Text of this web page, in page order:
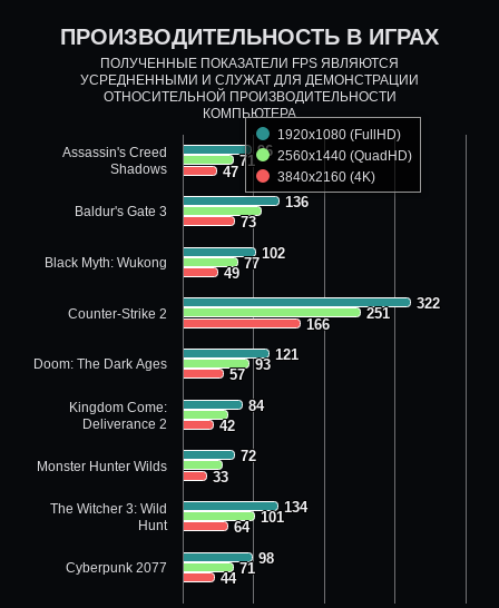
ПРОИЗВОДИТЕЛЬНОСТЬ В ИГРАХ
ПОЛУЧЕННЫЕ ПОКАЗАТЕЛИ FPS ЯВЛЯЮТСЯ
УСРЕДНЕННЫМИ И СЛУЖАТ ДЛЯ ДЕМОНСТРАЦИИ
ОТНОСИТЕЛЬНОЙ ПРОИЗВОДИТЕЛЬНОСТИ
КОМПЬЮТЕРА
96
96
136
136
102
102
322
322
121
121
84
84
72
72
134
134
98
98
71
71
77
77
251
251
93
93
101
101
71
71
47
47
73
73
49
49
166
166
57
57
42
42
33
33
64
64
44
44
1920x1080 (FullHD)
2560x1440 (QuadHD)
3840x2160 (4K)
Assassin's Creed
Shadows
Baldur's Gate 3
Black Myth: Wukong
Counter-Strike 2
Doom: The Dark Ages
Kingdom Come:
Deliverance 2
Monster Hunter Wilds
The Witcher 3: Wild
Hunt
Cyberpunk 2077